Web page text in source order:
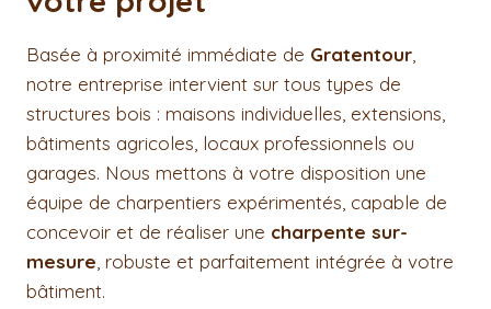
Basée à proximité immédiate de Gratentour,
notre entreprise intervient sur tous types de
structures bois : maisons individuelles, extensions,
bâtiments agricoles, locaux professionnels ou
garages. Nous mettons à votre disposition une
équipe de charpentiers expérimentés, capable de
concevoir et de réaliser une charpente sur-
mesure, robuste et parfaitement intégrée à votre
bâtiment.